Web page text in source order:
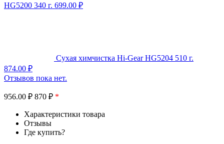
HG5200 340 г. 699.00 ₽
Сухая химчистка Hi-Gear HG5204 510 г.
874.00 ₽
Отзывов пока нет.
956.00 ₽ 870 ₽ *
Характеристики товара
Отзывы
Где купить?